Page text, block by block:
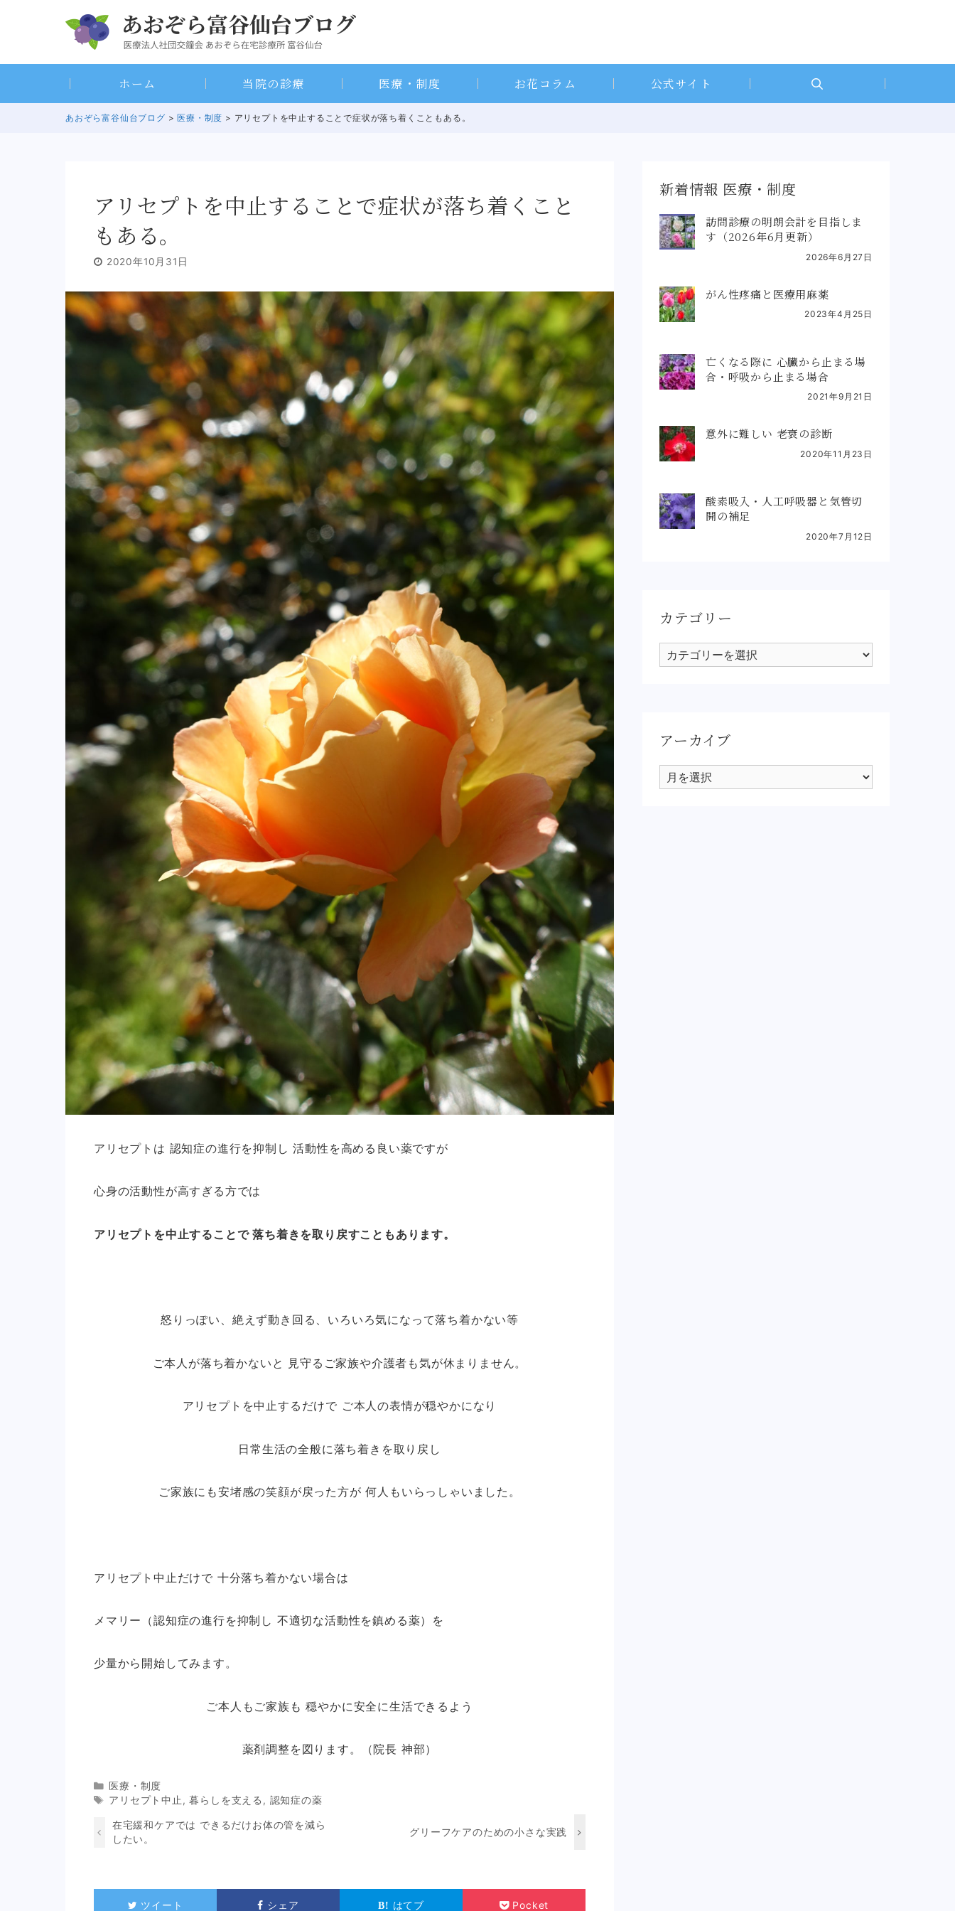
ホーム 当院の診療 医療・制度 お花コラム 公式サイト
あおぞら富谷仙台ブログ >医療・制度 > アリセプトを中止することで症状が落ち着くこともある。
アリセプトを中止することで症状が落ち着くこと
もある。
2020年10月31日
アリセプトは 認知症の進行を抑制し 活動性を高める良い薬ですが
心身の活動性が高すぎる方では
アリセプトを中止することで 落ち着きを取り戻すこともあります。
怒りっぽい、絶えず動き回る、いろいろ気になって落ち着かない等
ご本人が落ち着かないと 見守るご家族や介護者も気が休まりません。
アリセプトを中止するだけで ご本人の表情が穏やかになり
日常生活の全般に落ち着きを取り戻し
ご家族にも安堵感の笑顔が戻った方が 何人もいらっしゃいました。
アリセプト中止だけで 十分落ち着かない場合は
メマリー（認知症の進行を抑制し 不適切な活動性を鎮める薬）を
少量から開始してみます。
ご本人もご家族も 穏やかに安全に生活できるよう
薬剤調整を図ります。（院長 神部）
Categories
医療・制度
Tags
アリセプト中止,暮らしを支える , 認知症の薬
在宅緩和ケアでは できるだけお体の管を減ら
したい。
グリーフケアのための小さな実践
ツイート シェア はてブ Pocket
新着情報 医療・制度
訪問診療の明朗会計を目指しま
す（2026年6月更新）
2026年6月27日
がん性疼痛と医療用麻薬
2023年4月25日
亡くなる際に 心臓から止まる場
合・呼吸から止まる場合
2021年9月21日
意外に難しい 老衰の診断
2020年11月23日
酸素吸入・人工呼吸器と気管切
開の補足
2020年7月12日
カテゴリー
カ
テ
アーカイブ
ア
ー